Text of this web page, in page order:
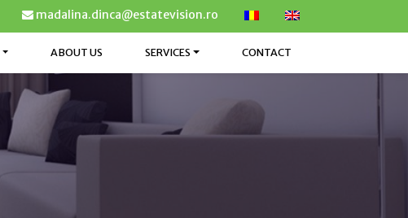
madalina.dinca@estatevision.ro
ABOUT US SERVICES CONTACT